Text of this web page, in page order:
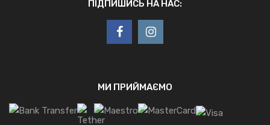
ПІДПИШИСЬ НА НАС:
МИ ПРИЙМАЄМО